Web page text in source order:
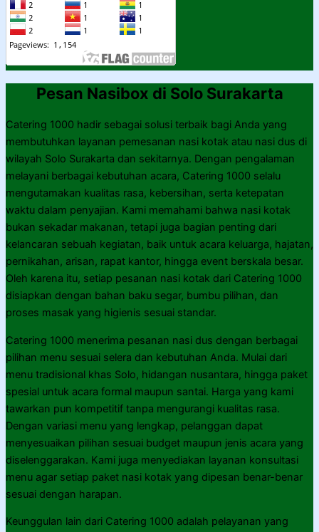
Pesan Nasibox di Solo Surakarta
Catering 1000 hadir sebagai solusi terbaik bagi Anda yang
membutuhkan layanan pemesanan nasi kotak atau nasi dus di
wilayah Solo Surakarta dan sekitarnya. Dengan pengalaman
melayani berbagai kebutuhan acara, Catering 1000 selalu
mengutamakan kualitas rasa, kebersihan, serta ketepatan
waktu dalam penyajian. Kami memahami bahwa nasi kotak
bukan sekadar makanan, tetapi juga bagian penting dari
kelancaran sebuah kegiatan, baik untuk acara keluarga, hajatan,
pernikahan, arisan, rapat kantor, hingga event berskala besar.
Oleh karena itu, setiap pesanan nasi kotak dari Catering 1000
disiapkan dengan bahan baku segar, bumbu pilihan, dan
proses masak yang higienis sesuai standar.
Catering 1000 menerima pesanan nasi dus dengan berbagai
pilihan menu sesuai selera dan kebutuhan Anda. Mulai dari
menu tradisional khas Solo, hidangan nusantara, hingga paket
spesial untuk acara formal maupun santai. Harga yang kami
tawarkan pun kompetitif tanpa mengurangi kualitas rasa.
Dengan variasi menu yang lengkap, pelanggan dapat
menyesuaikan pilihan sesuai budget maupun jenis acara yang
diselenggarakan. Kami juga menyediakan layanan konsultasi
menu agar setiap paket nasi kotak yang dipesan benar-benar
sesuai dengan harapan.
Keunggulan lain dari Catering 1000 adalah pelayanan yang